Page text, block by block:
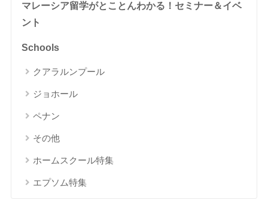
マレーシア留学がとことんわかる！セミナー＆イベ
ント
Schools
クアラルンプール
ジョホール
ペナン
その他
ホームスクール特集
エプソム特集